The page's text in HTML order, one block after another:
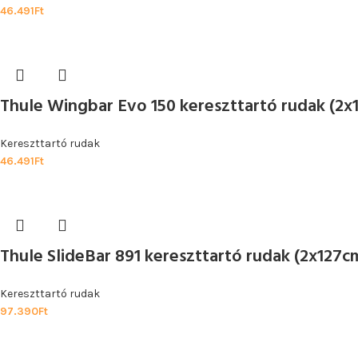
46.491Ft
Thule Wingbar Evo 150 kereszttartó rudak
Kereszttartó rudak
46.491Ft
Thule SlideBar 891 kereszttartó rudak
Kereszttartó rudak
97.390Ft